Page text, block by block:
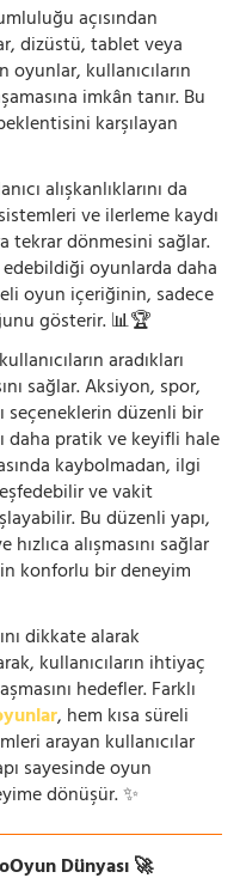
açısından
dizüstü, tablet veya
kullanıcıların
imkân tanır. Bu
karşılayan
alışkanlıklarını da
ve ilerleme kaydı
tekrar dönmesini sağlar.
oyunlarda daha
oyun içeriğinin, sadece
gösterir. 📊🏆
aradıkları
sağlar. Aksiyon, spor,
seçeneklerin düzenli bir
daha pratik ve keyifli hale
kaybolmadan, ilgi
ve vakit
Bu düzenli yapı,
alışmasını sağlar
konforlu bir deneyim
dikkate alarak
kullanıcıların ihtiyaç
hedefler. Farklı
, hem kısa süreli
arayan kullanıcılar
sayesinde oyun
dönüşür. ✨
Dünyası 🚀